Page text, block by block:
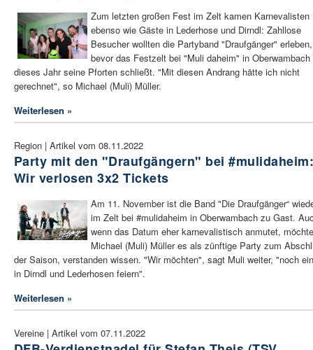
Zum letzten großen Fest im Zelt kamen Karnevalisten
ebenso wie Gäste in Lederhose und Dirndl: Zahllose
Besucher wollten die Partyband "Draufgänger" erleben,
bevor das Festzelt bei "Muli daheim" in Oberwambach
dieses Jahr seine Pforten schließt. "Mit diesen Andrang hätte ich nicht
gerechnet", so Michael (Muli) Müller.
Weiterlesen »
Region | Artikel vom 08.11.2022
Party mit den "Draufgängern" bei
Wir verlosen 3x2 Tickets
Am 11. November ist die Band "Die Draufgänger“
im Zelt bei #mulidaheim in Oberwambach zu Gast.
wenn das Datum eher karnevalistisch anmutet, möchte
Michael (Muli) Müller es als zünftige Party zum
der Saison, verstanden wissen. "Wir möchten", sagt Muli weiter, "noch
in Dirndl und Lederhosen feiern".
Weiterlesen »
Vereine | Artikel vom 07.11.2022